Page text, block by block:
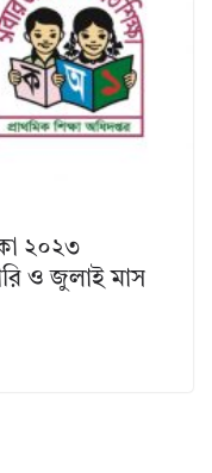
২০২৩
ও জুলাই মাস